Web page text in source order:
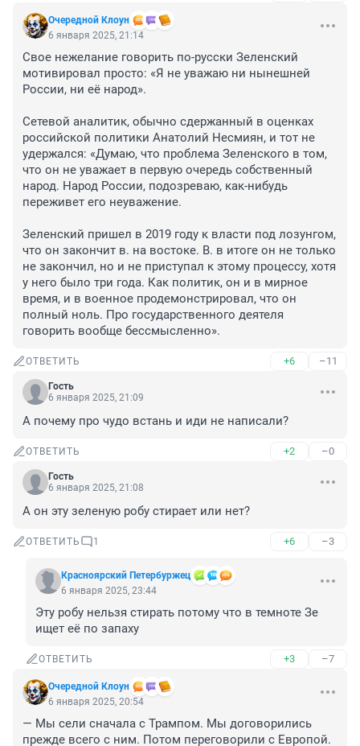
Очередной Клоун
6 января 2025, 21:14
Свое нежелание говорить по-русски Зеленский
мотивировал просто: «Я не уважаю ни нынешней
России, ни её народ».
Сетевой аналитик, обычно сдержанный в оценках
российской политики Анатолий Несмиян, и тот не
удержался: «Думаю, что проблема Зеленского в том,
что он не уважает в первую очередь собственный
народ. Народ России, подозреваю, как-нибудь
переживет его неуважение.
Зеленский пришел в 2019 году к власти под лозунгом,
что он закончит в. на востоке. В. в итоге он не только
не закончил, но и не приступал к этому процессу, хотя
у него было три года. Как политик, он и в мирное
время, и в военное продемонстрировал, что он
полный ноль. Про государственного деятеля
говорить вообще бессмысленно».
ОТВЕТИТЬ +6 –11
Гость
6 января 2025, 21:09
А почему про чудо встань и иди не написали?
ОТВЕТИТЬ +2 –0
Гость
6 января 2025, 21:08
А он эту зеленую робу стирает или нет?
ОТВЕТИТЬ 1 +6 –3
Красноярский Петербуржец
6 января 2025, 23:44
Эту робу нельзя стирать потому что в темноте Зе
ищет её по запаху
ОТВЕТИТЬ +3 –7
Очередной Клоун
6 января 2025, 20:54
— Мы сели сначала с Трампом. Мы договорились
прежде всего с ним. Потом переговорили с Европой.